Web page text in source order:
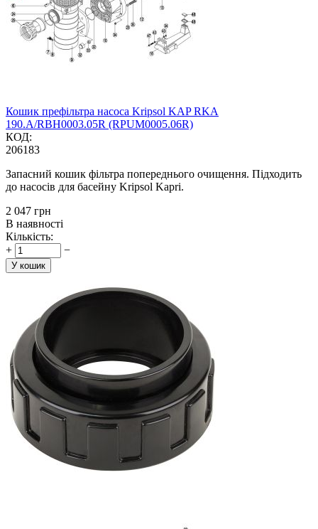
Кошик префільтра насоса Kripsol KAP RKA
190.A/RBH0003.05R (RPUM0005.06R)
КОД:
206183
Запасний кошик фільтра попереднього очищення. Підходить
до насосів для басейну Kripsol Kapri.
‍2 047‍ грн
В наявності
Кількість:
+
−
У кошик